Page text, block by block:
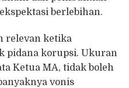
berlebihan.
relevan ketika
pidana korupsi. Ukuran
Ketua MA, tidak boleh
vonis